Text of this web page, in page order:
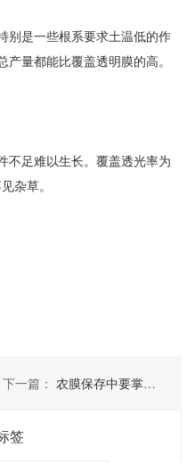
别是一些根系要求土温低的作
量都能比覆盖透明膜的高。
不足难以生长。覆盖透光率为
杂草。
下一篇： 农膜保存中要掌握几点方法
签